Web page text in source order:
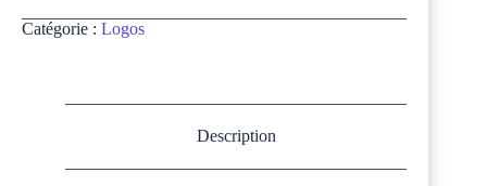
Catégorie : Logos
Description